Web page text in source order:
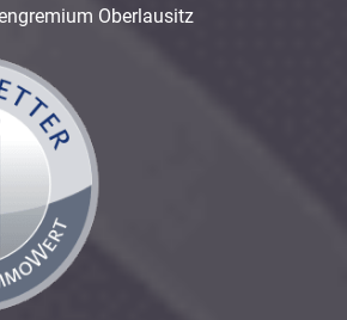
Oberlausitz